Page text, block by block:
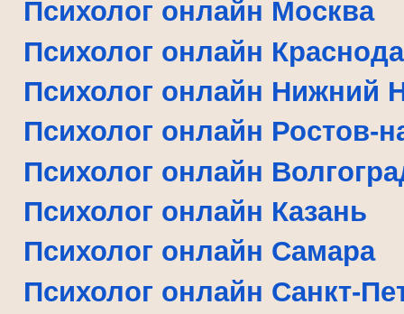
Психолог онлайн Москва
Психолог онлайн
Психолог онлайн Нижний
Психолог онлайн Ростов-
Психолог онлайн
Психолог онлайн Казань
Психолог онлайн Самара
Психолог онлайн Санкт-